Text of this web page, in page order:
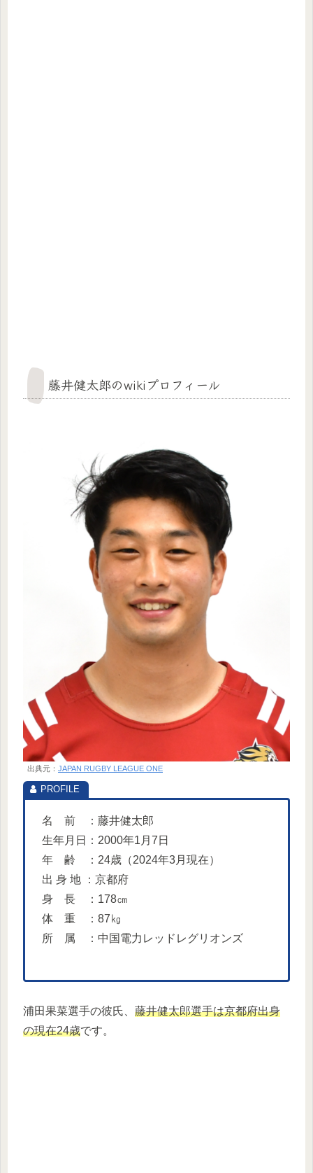
藤井健太郎のwikiプロフィール
出典元： JAPAN RUGBY LEAGUE ONE
名 前 ：藤井健太郎
生年月日：2000年1月7日
年 齢 ：24歳（2024年3月現在）
出 身 地 ：京都府
身 長 ：178㎝
体 重 ：87㎏
所 属 ：中国電力レッドレグリオンズ
浦田果菜選手の彼氏、 藤井健太郎選手は京都府出身
の現在24歳です。